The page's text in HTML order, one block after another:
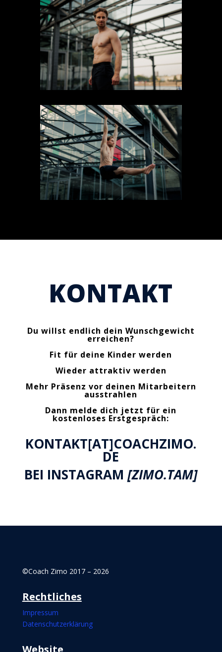
KONTAKT
Du willst endlich dein Wunschgewicht
erreichen?
Fit für deine Kinder werden
Wieder attraktiv werden
Mehr Präsenz vor deinen Mitarbeitern
ausstrahlen
Dann melde dich jetzt für ein
kostenloses Erstgespräch:
KONTAKT[AT]COACHZIMO.
DE
BEI INSTAGRAM [ZIMO.TAM]
©Coach Zimo 2017 – 2026
Rechtliches
Impressum
Datenschutzerklärung